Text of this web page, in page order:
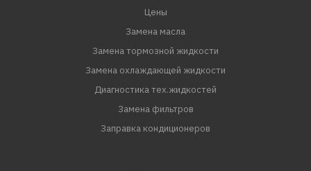
Цены
Замена масла
Замена тормозной жидкости
Замена охлаждающей жидкости
Диагностика тех.жидкостей
Замена фильтров
Заправка кондиционеров